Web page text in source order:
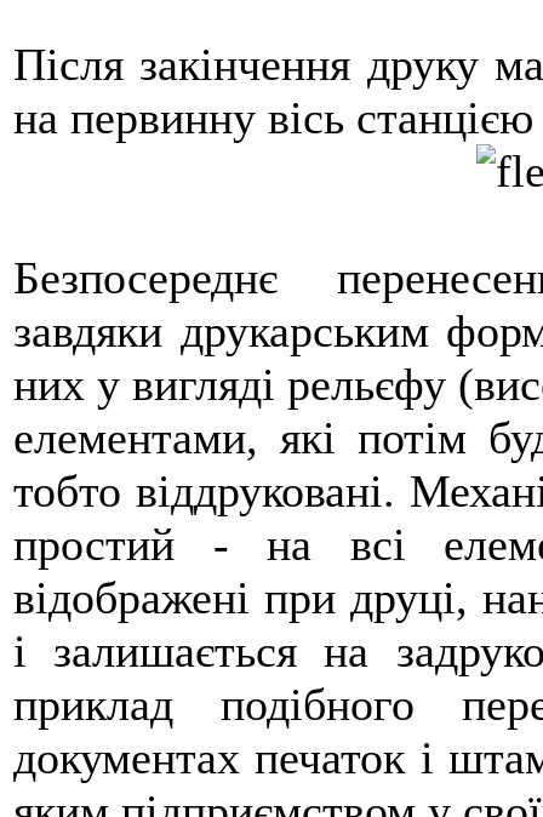
Після закінчення друку
на первинну вісь
Безпосереднє
завдяки друкарським
них у вигляді рельєфу
елементами, які потім
тобто віддруковані.
простий - на всі
відображені при друці,
і залишається на
приклад подібного
документах печаток і